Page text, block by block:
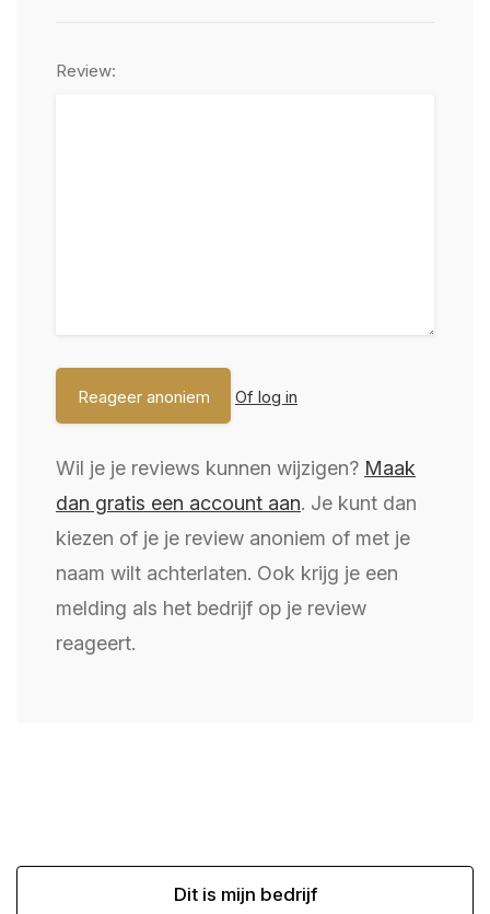
Review:
Of log in
Wil je je reviews kunnen wijzigen? Maak
dan gratis een account aan. Je kunt dan
kiezen of je je review anoniem of met je
naam wilt achterlaten. Ook krijg je een
melding als het bedrijf op je review
reageert.
Dit is mijn bedrijf